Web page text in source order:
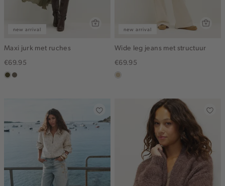
new arrival
Maxi jurk met ruches
€69.95
groen,
middenbruin
new arrival
Wide leg jeans met structuur
€69.95
lichtzand